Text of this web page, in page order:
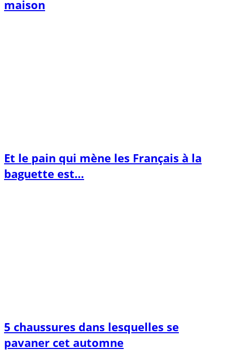
maison
Et le pain qui mène les Français à la
baguette est…
5 chaussures dans lesquelles se
pavaner cet automne